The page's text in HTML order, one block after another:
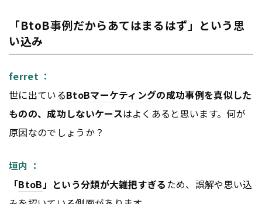
「BtoB事例だからあてはまるはず」という思
い込み
ferret ：
世に出ているBtoBマーケティングの成功事例を真似した
ものの、成功しないケースはよくあると思います。何が
原因なのでしょうか？
垣内 ：
「BtoB」という分類が大雑把すぎる ため、誤解や思い込